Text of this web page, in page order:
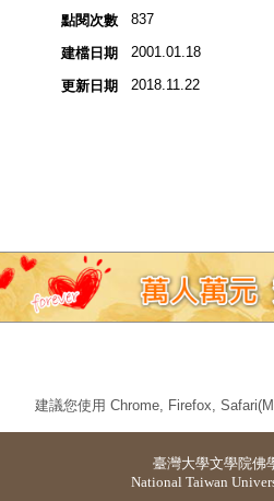
點閱次數
837
建檔日期 2001.01.18
更新日期 2018.11.22
建議您使用 Chrome, Firefox,
臺灣大學文學院佛
National Taiwan